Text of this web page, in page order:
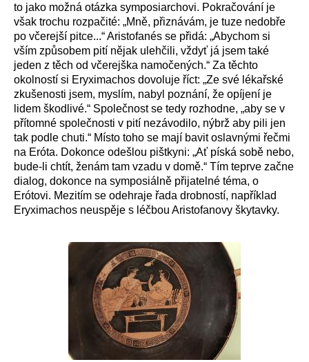
to jako možná otázka symposiarchovi. Pokračování je
však trochu rozpačité: „Mně, přiznávám, je tuze nedobře
po včerejší pitce...“ Aristofanés se přidá: „Abychom si
vším způsobem pití nějak ulehčili, vždyť já jsem také
jeden z těch od včerejška namočených.“ Za těchto
okolností si Eryximachos dovoluje říct: „Ze své lékařské
zkušenosti jsem, myslím, nabyl poznání, že opíjení je
lidem škodlivé.“ Společnost se tedy rozhodne, „aby se v
přítomné společnosti v pití nezávodilo, nýbrž aby pili jen
tak podle chuti.“ Místo toho se mají bavit oslavnými řečmi
na Eróta. Dokonce odešlou pištkyni: „Ať píská sobě nebo,
bude-li chtít, ženám tam vzadu v domě.“ Tím teprve začne
dialog, dokonce na symposiálně přijatelné téma, o
Erótovi. Mezitím se odehraje řada drobností, například
Eryximachos neuspěje s léčbou Aristofanovy škytavky.